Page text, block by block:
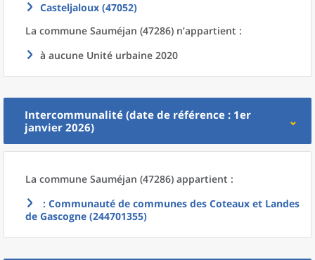
Casteljaloux (47052)
La commune Sauméjan (47286) n’appartient :
à aucune Unité urbaine 2020
Intercommunalité (date de référence : 1er
janvier 2026)
La commune Sauméjan (47286) appartient :
: Communauté de communes des Coteaux et Landes
de Gascogne (244701355)